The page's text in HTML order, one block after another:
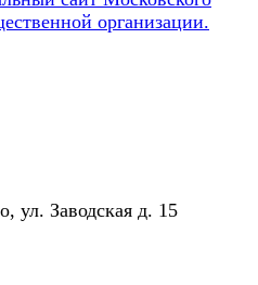
ул. Заводская д. 15